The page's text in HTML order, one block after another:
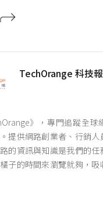
TechOrange 科技
》，專門追蹤全球
提供網路創業者、行銷人
的資訊與知識是我們的任
子的時間來瀏覽就夠，吸